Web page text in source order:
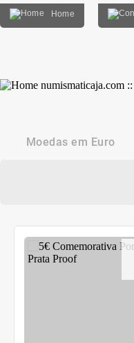
Home
Moedas em Euro